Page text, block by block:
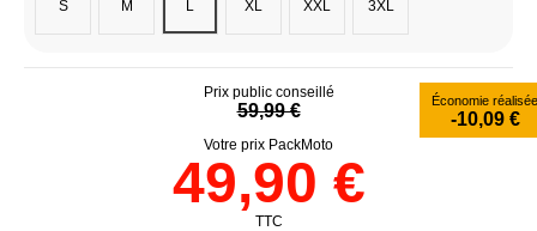
S M L XL XXL 3XL
Prix public conseillé
59,99 € Économie réalisée
-10,09 €
Votre prix PackMoto
49,90 €
TTC